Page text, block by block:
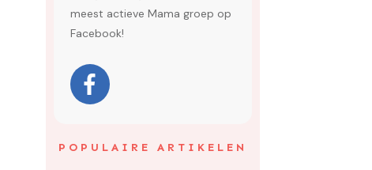
meest actieve Mama groep op
Facebook!
POPULAIRE ARTIKELEN